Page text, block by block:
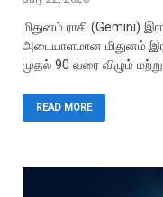
மிதுனம் ராசி (Gemini)
அடையாளமான மிதுனம்
முதல் 90 வரை விழும்
READ MORE